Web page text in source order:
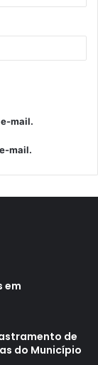
mail.
mail.
em
de
do Município